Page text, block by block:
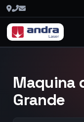
Maquina
Grande